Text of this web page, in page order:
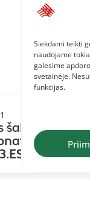
Siekdami teikti
naudojame
galėsime
svetainėje.
funkcijas.
šalių
1.LAT,